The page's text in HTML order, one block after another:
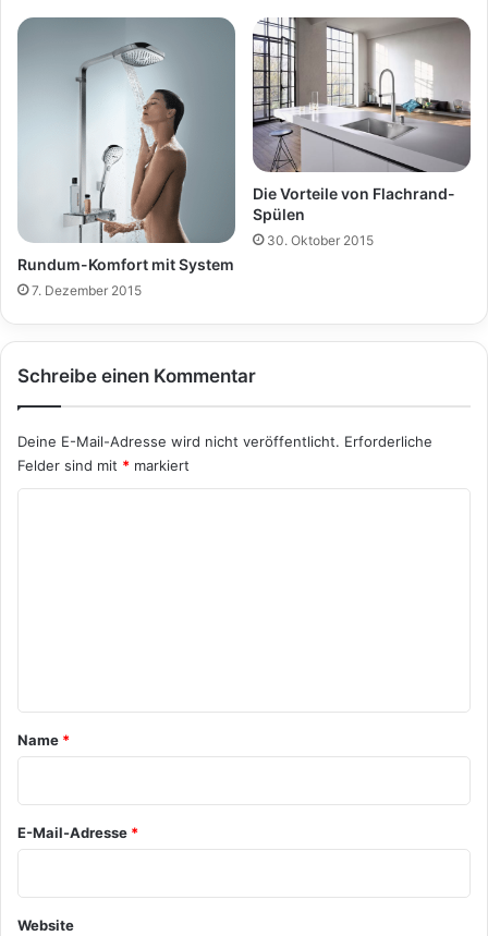
Rundum-Komfort mit System
7. Dezember 2015
Die Vorteile von Flachrand-
Spülen
30. Oktober 2015
Schreibe einen Kommentar
Deine E-Mail-Adresse wird nicht veröffentlicht. Erforderliche
Felder sind mit * markiert
a
*
Name *
E-Mail-Adresse *
Website